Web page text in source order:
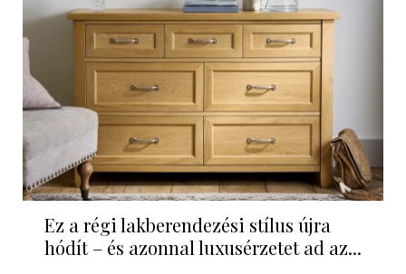
Ez a régi lakberendezési stílus újra
hódít – és azonnal luxusérzetet ad az...